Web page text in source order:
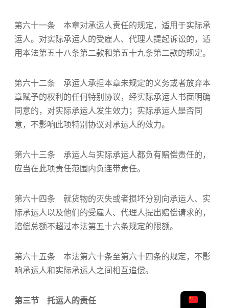
第六十一条 本章对承运人责任的规定，适用于实际承
运人。对实际承运人的受雇人、代理人提起诉讼的，适
用本法第五十八条第二款和第五十九条第二款的规定。
第六十二条 承运人承担本章未规定的义务或者放弃本
章赋予的权利的任何特别协议，经实际承运人书面明确
同意的，对实际承运人发生效力；实际承运人是否同
意，不影响此项特别协议对承运人的效力。
第六十三条 承运人与实际承运人都负有赔偿责任的，
应当在此项责任范围内负连带责任。
第六十四条 就货物的灭失或者损坏分别向承运人、实
际承运人以及他们的受雇人、代理人提出赔偿请求的，
赔偿总额不超过本法第五十六条规定的限额。
第六十五条 本法第六十条至第六十四条的规定，不影
响承运人和实际承运人之间相互追偿。
第三节 托运人的责任